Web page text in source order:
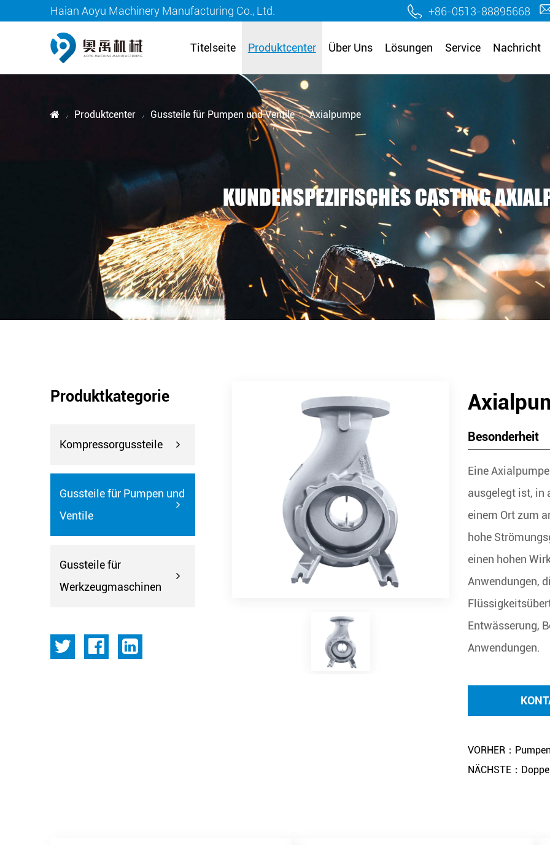
Haian Aoyu Machinery Manufacturing Co., Ltd. +86-0513-88895668
Titelseite Produktcenter Über Uns Lösungen Service Nachricht
/ Produktcenter / Gussteile für Pumpen und Ventile / Axialpumpe
KUNDENSPEZIFISCHES CASTING
Produktkategorie
Kompressorgussteile
Gussteile für Pumpen und
Ventile
Gussteile für
Werkzeugmaschinen
Besonderheit
Eine
ausgelegt ist, in
einem Ort zum
hohe
einen hohen
Anwendungen,
Entwässerung,
Anwendungen.
VORHER：
NÄCHSTE：